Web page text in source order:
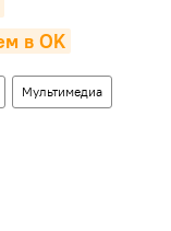
в OK
Мультимедиа